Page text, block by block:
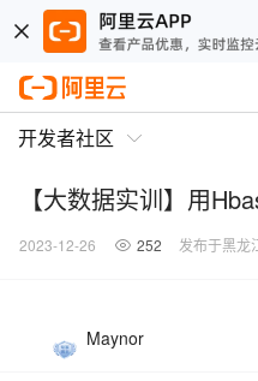
开发者社区
【大数据实训】用
2023-12-26 252 发布于黑龙
Maynor